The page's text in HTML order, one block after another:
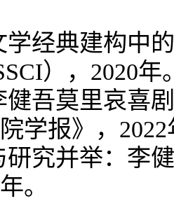
学经典建构中
）， 2020年
健吾莫里哀喜
学报》， 2022
研究并举：李
年。